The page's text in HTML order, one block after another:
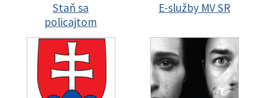
Staň sa
policajtom
E-služby MV SR